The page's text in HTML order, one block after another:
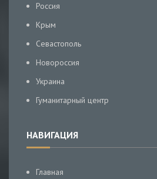
Россия
Крым
Севастополь
Новороссия
Украина
Гуманитарный центр
НАВИГАЦИЯ
Главная